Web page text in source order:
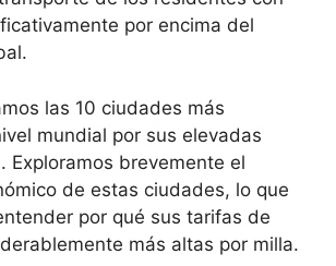
por encima del
las 10 ciudades más
mundial por sus elevadas
Exploramos brevemente el
de estas ciudades, lo que
por qué sus tarifas de
más altas por milla.